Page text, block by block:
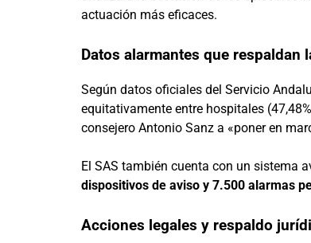
actuación más eficaces.
Datos alarmantes que respaldan
Según datos oficiales del Servicio
equitativamente entre hospitales
consejero Antonio Sanz a «poner en
El SAS también cuenta con un sistema
dispositivos de aviso y 7.500 alarmas
Acciones legales y respaldo